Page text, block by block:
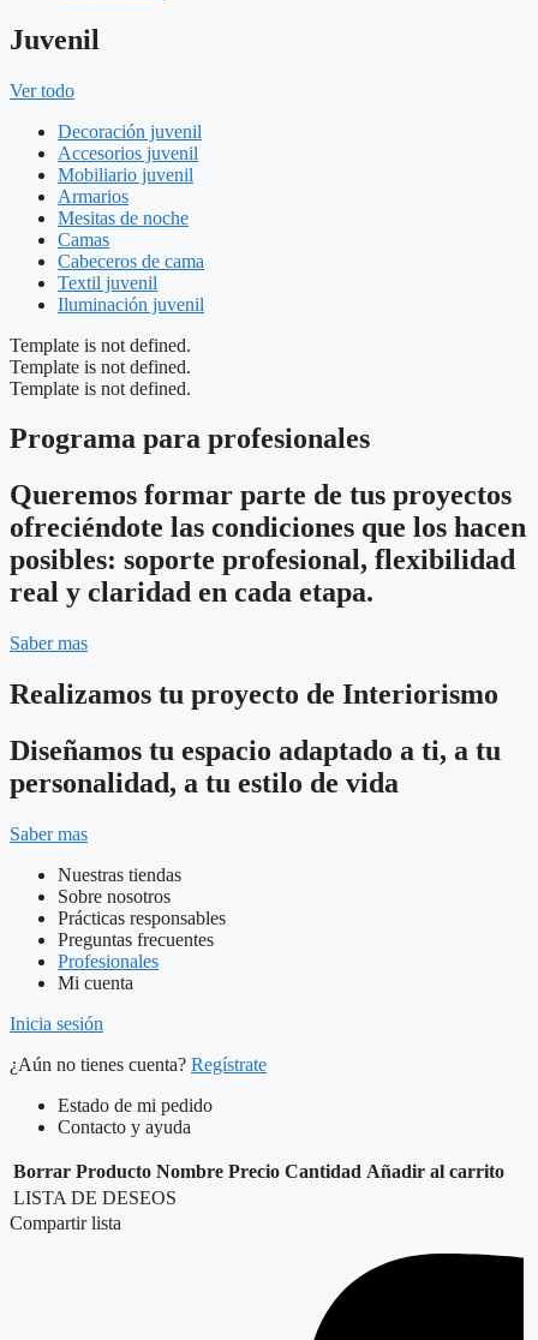
Juvenil
Ver todo
Decoración juvenil
Accesorios juvenil
Mobiliario juvenil
Armarios
Mesitas de noche
Camas
Cabeceros de cama
Textil juvenil
Iluminación juvenil
Template is not defined.
Template is not defined.
Template is not defined.
Programa para profesionales
Queremos formar parte de tus proyectos
ofreciéndote las condiciones que los hacen
posibles: soporte profesional, flexibilidad
real y claridad en cada etapa.
Saber mas
Realizamos tu proyecto de Interiorismo
Diseñamos tu espacio adaptado a ti, a tu
personalidad, a tu estilo de vida
Saber mas
Nuestras tiendas
Sobre nosotros
Prácticas responsables
Preguntas frecuentes
Profesionales
Mi cuenta
Inicia sesión
¿Aún no tienes cuenta? Regístrate
Estado de mi pedido
Contacto y ayuda
Borrar Producto Nombre Precio Cantidad Añadir al carrito
LISTA DE DESEOS
Compartir lista